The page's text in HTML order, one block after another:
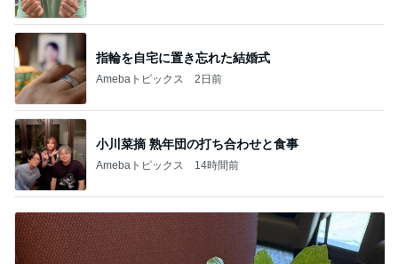
指輪を自宅に置き忘れた結婚式
Amebaトピックス 2日前
小川菜摘 熟年団の打ち合わせと食事
Amebaトピックス 14時間前